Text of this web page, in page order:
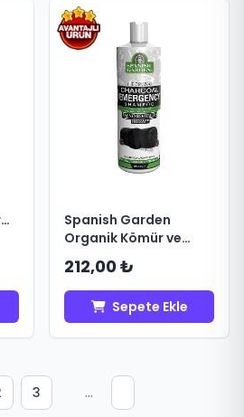
Spanish Garden
Organik Kömür ve
Arındırıcı Şampuan
450 ml
212,00 ₺
Sepete Ekle
3 ...